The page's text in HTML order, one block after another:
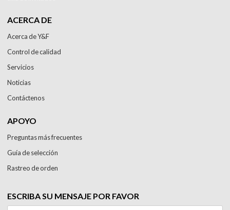
ACERCA DE
Acerca de Y&F
Control de calidad
Servicios
Noticias
Contáctenos
APOYO
Preguntas más frecuentes
Guía de selección
Rastreo de orden
ESCRIBA SU MENSAJE POR FAVOR